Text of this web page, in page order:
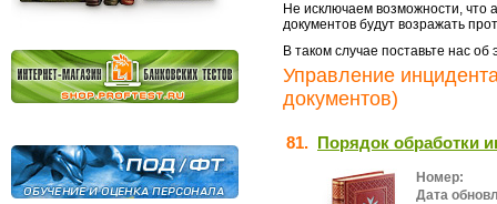
Не исключаем возможности, что
документов будут возражать
В таком случае поставьте нас
Управление
документов)
81. Порядок обработки
Номер:
Дата